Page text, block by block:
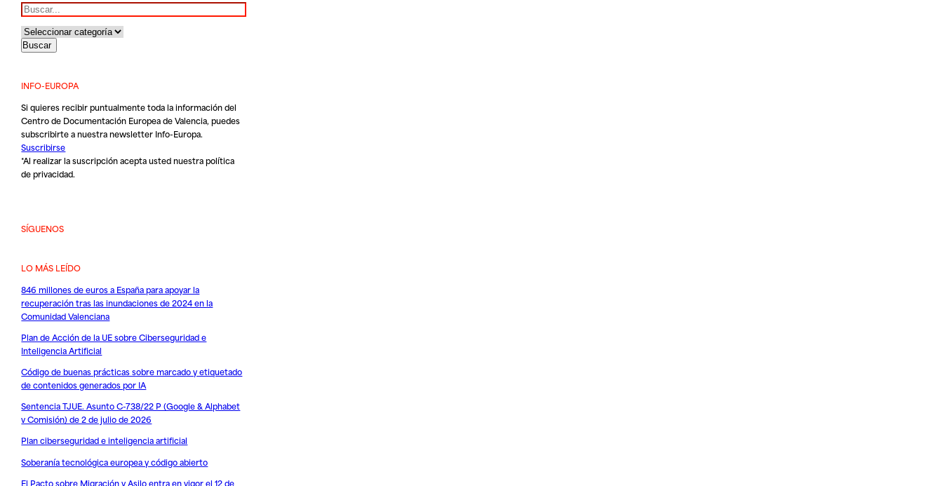
Buscar
INFO-EUROPA
Si quieres recibir puntualmente toda la información del
Centro de Documentación Europea de Valencia, puedes
subscribirte a nuestra newsletter Info-Europa.
Suscribirse
*Al realizar la suscripción acepta usted nuestrapolítica
de privacidad.
SÍGUENOS
LO MÁS LEÍDO
846 millones de euros a España para apoyar la
recuperación tras las inundaciones de 2024 en la
Comunidad Valenciana
Plan de Acción de la UE sobre Ciberseguridad e
Inteligencia Artificial
Código de buenas prácticas sobre marcado y etiquetado
de contenidos generados por IA
Sentencia TJUE. Asunto C-738/22 P (Google & Alphabet
v Comisión) de 2 de julio de 2026
Plan ciberseguridad e inteligencia artificial
Soberanía tecnológica europea y código abierto
El Pacto sobre Migración y Asilo entra en vigor el 12 de